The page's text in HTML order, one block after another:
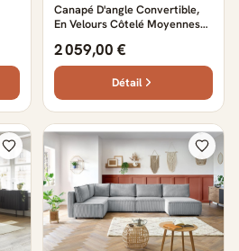
Canapé D'angle Convertible,
En Velours Côtelé Moyennes
2 059,00 €
Détail